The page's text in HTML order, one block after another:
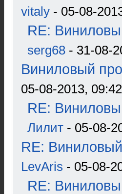
vitaly - 05-08-
RE:
serg68 - 31-08-
Виниловый
05-08-2013, 09:42
RE:
Лилит - 05-08-
RE:
LevAris - 05-08-
RE: